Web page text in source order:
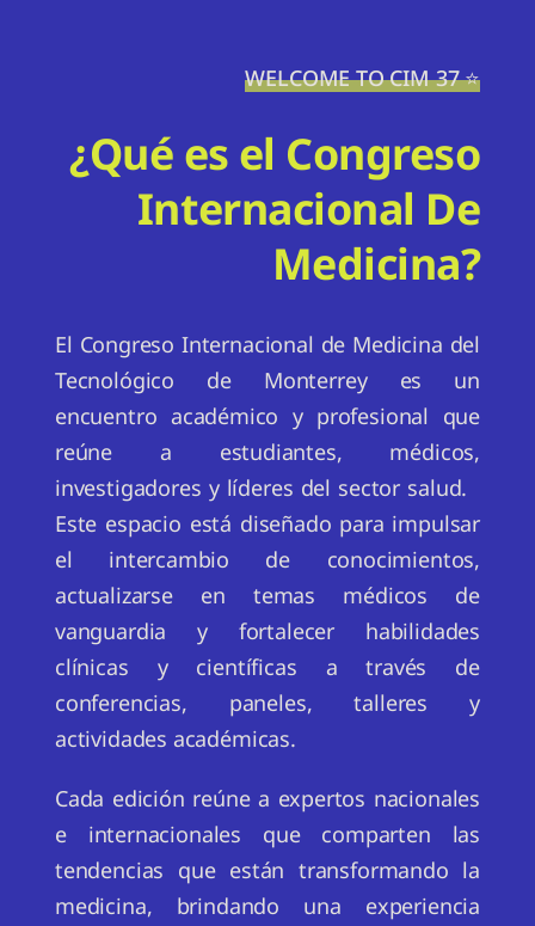
WELCOME TO CIM 37 ⭐️
¿Qué es el Congreso
Internacional De
Medicina?
El Congreso Internacional de Medicina del
Tecnológico de Monterrey es un
encuentro académico y profesional que
reúne a estudiantes, médicos,
investigadores y líderes del sector salud.
Este espacio está diseñado para impulsar
el intercambio de conocimientos,
actualizarse en temas médicos de
vanguardia y fortalecer habilidades
clínicas y científicas a través de
conferencias, paneles, talleres y
actividades académicas.
Cada edición reúne a expertos nacionales
e internacionales que comparten las
tendencias que están transformando la
medicina, brindando una experiencia